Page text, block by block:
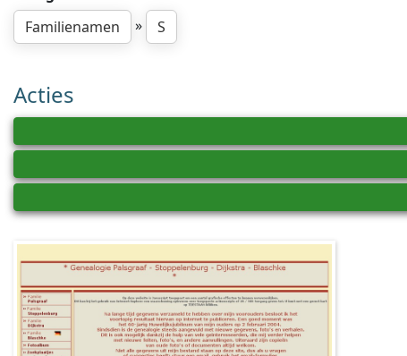
Familienamen
» S
Acties